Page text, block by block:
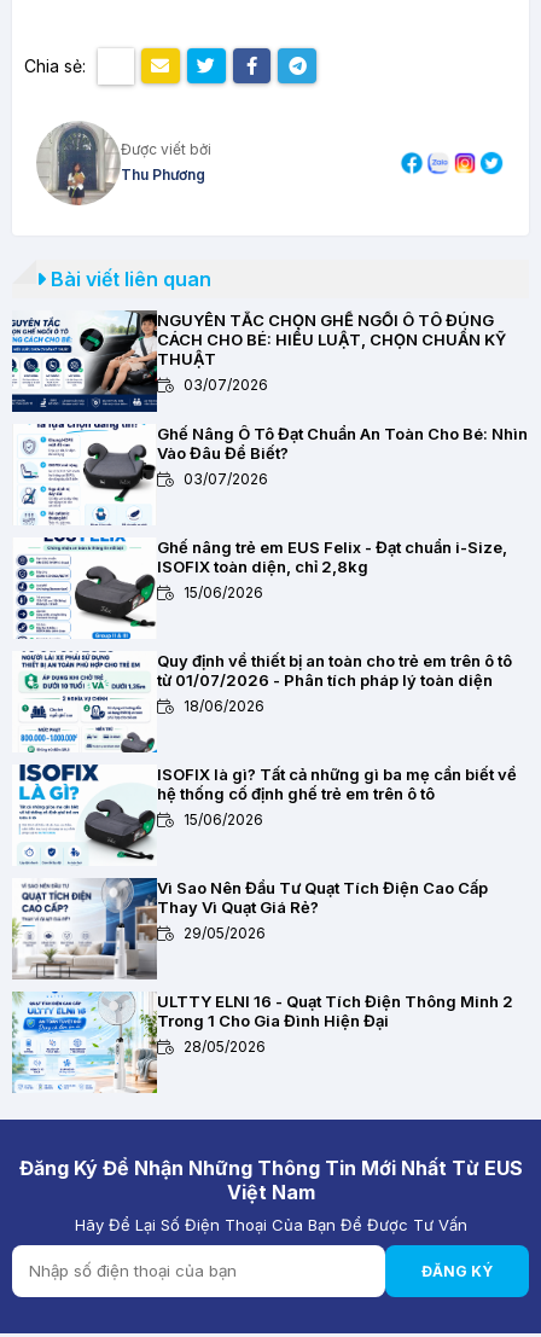
Chia sẻ:
Được viết bởi
Thu Phương
Bài viết liên quan
NGUYÊN TẮC CHỌN GHẾ NGỒI Ô TÔ ĐÚNG
CÁCH CHO BÉ: HIỂU LUẬT, CHỌN CHUẨN KỸ
THUẬT
03/07/2026
Ghế Nâng Ô Tô Đạt Chuẩn An Toàn Cho Bé: Nhìn
Vào Đâu Để Biết?
03/07/2026
Ghế nâng trẻ em EUS Felix - Đạt chuẩn i-Size,
ISOFIX toàn diện, chỉ 2,8kg
15/06/2026
Quy định về thiết bị an toàn cho trẻ em trên ô tô
từ 01/07/2026 - Phân tích pháp lý toàn diện
18/06/2026
ISOFIX là gì? Tất cả những gì ba mẹ cần biết về
hệ thống cố định ghế trẻ em trên ô tô
15/06/2026
Vì Sao Nên Đầu Tư Quạt Tích Điện Cao Cấp
Thay Vì Quạt Giá Rẻ?
29/05/2026
ULTTY ELNI 16 - Quạt Tích Điện Thông Minh 2
Trong 1 Cho Gia Đình Hiện Đại
28/05/2026
28/05/2026
Quạt Tích Điện Pin Lithium vs Pin Ắc Quy: Loại
Nào Đáng Mua Hơn?
28/05/2026
Đăng Ký Để Nhận Những Thông Tin Mới Nhất Từ EUS
Việt Nam
Hãy Để Lại Số Điện Thoại Của Bạn Để Được Tư Vấn
ĐĂNG KÝ